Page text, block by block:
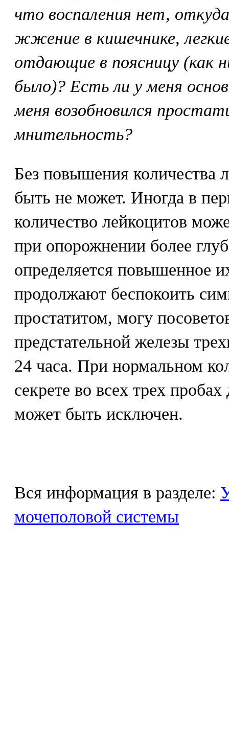
что воспаления нет,
жжение в кишечнике,
отдающие в поясницу (как
было)? Есть ли у меня
меня возобновился
мнительность?
Без повышения количества
быть не может. Иногда в
количество лейкоцитов
при опорожнении более
определяется повышенное
продолжают беспокоить
простатитом, могу
предстательной железы
24 часа. При нормальном
секрете во всех трех пробах
может быть исключен.
Вся информация в разделе:
мочеполовой системы